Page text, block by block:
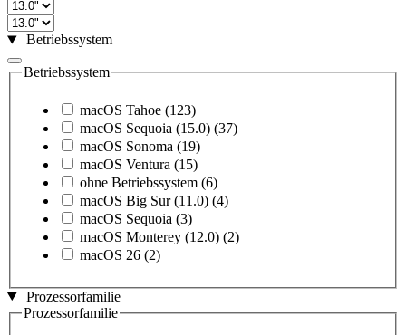
Betriebssystem
Betriebssystem
macOS Tahoe (123)
macOS Sequoia (15.0) (37)
macOS Sonoma (19)
macOS Ventura (15)
ohne Betriebssystem (6)
macOS Big Sur (11.0) (4)
macOS Sequoia (3)
macOS Monterey (12.0) (2)
macOS 26 (2)
Prozessorfamilie
Prozessorfamilie